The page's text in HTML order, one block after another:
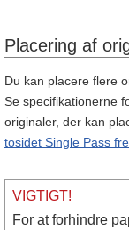
Placering af
Du kan placere flere
Se specifikationerne
originaler, der kan
tosidet Single Pass
VIGTIGT!
For at forhindre